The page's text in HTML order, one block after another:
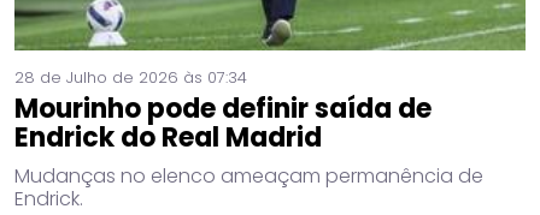
28 de Julho de 2026 às 07:34
Mourinho pode definir saída de
Endrick do Real Madrid
Mudanças no elenco ameaçam permanência de
Endrick.